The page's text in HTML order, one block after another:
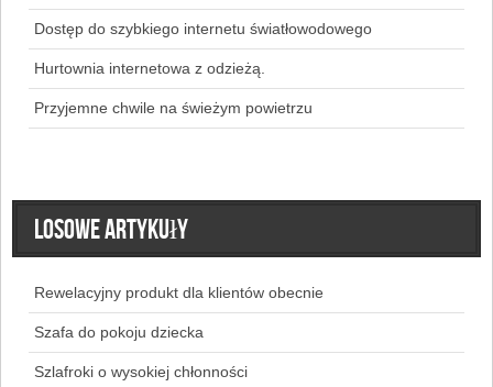
Dostęp do szybkiego internetu światłowodowego
Hurtownia internetowa z odzieżą.
Przyjemne chwile na świeżym powietrzu
Losowe artykuły
Rewelacyjny produkt dla klientów obecnie
Szafa do pokoju dziecka
Szlafroki o wysokiej chłonności